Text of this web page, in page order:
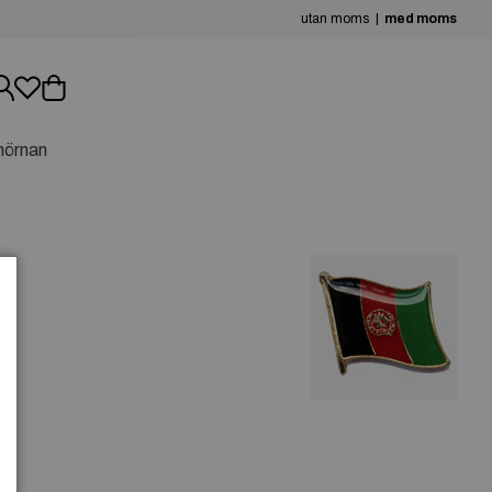
utan moms med moms